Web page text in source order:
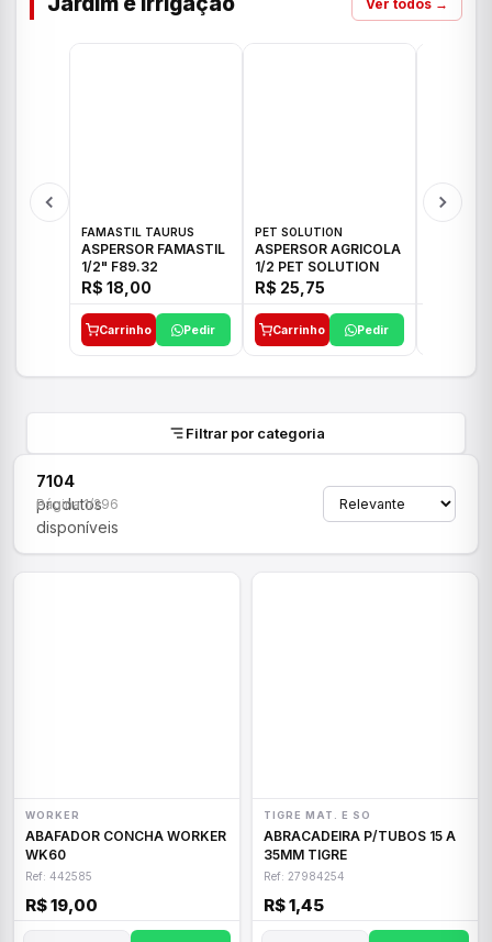
Ver todos →
FAMASTIL TAURUS
ASPERSOR FAMASTIL
1/2" F89.32
R$ 18,00
Carrinho Pedir
PET SOLUTION
ASPERSOR AGRICOLA
1/2 PET SOLUTION
R$ 25,75
Carrinho Pedir
Filtrar por categoria
7104
produtos
disponíveis
Página 1/296
WORKER
ABAFADOR CONCHA WORKER
WK60
Ref: 442585
R$ 19,00
TIGRE MAT. E SO
ABRACADEIRA P/TUBOS 15 A
35MM TIGRE
Ref: 27984254
R$ 1,45